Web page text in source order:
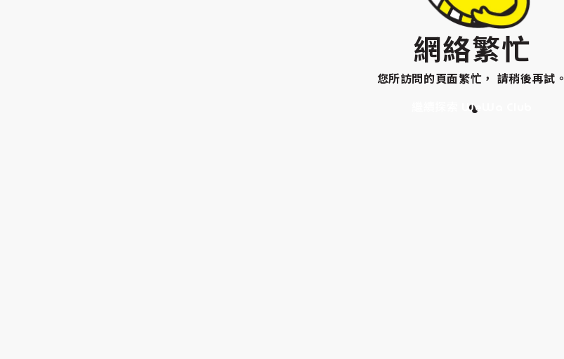
網絡繁忙
您所訪問的頁面繁忙， 請稍後再試。
繼續探索 WeWa Club